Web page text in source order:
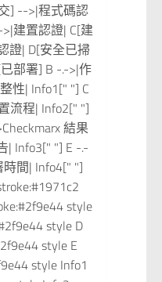
] -->|程式碼認
建置認證| C[建
證| D[安全已掃
部署] B -.->|作
性| Info1[" "] C
流程| Info2[" "]
結果
| Info3[" "] E -.-
間| Info4[" "]
style
style D
style E
style Info1